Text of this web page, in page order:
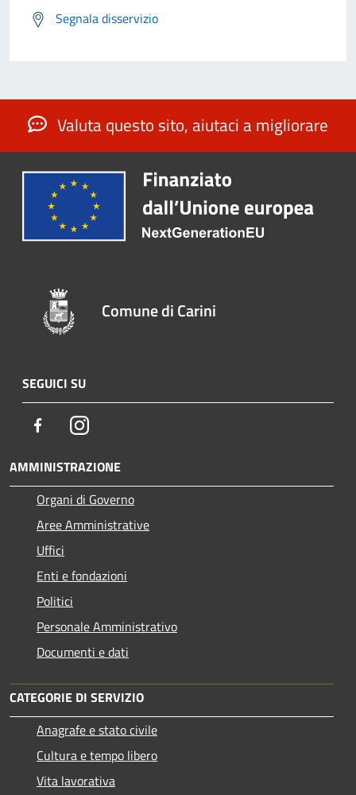
Segnala disservizio
Valuta questo sito, aiutaci a migliorare
Comune di Carini
SEGUICI SU
FacebookInstagram
AMMINISTRAZIONE
Organi di Governo
Aree Amministrative
Uffici
Enti e fondazioni
Politici
Personale Amministrativo
Documenti e dati
CATEGORIE DI SERVIZIO
Anagrafe e stato civile
Cultura e tempo libero
Vita lavorativa